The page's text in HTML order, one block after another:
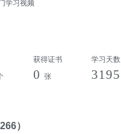
学习视频
获得证书
0 张
学习天数
3195
）